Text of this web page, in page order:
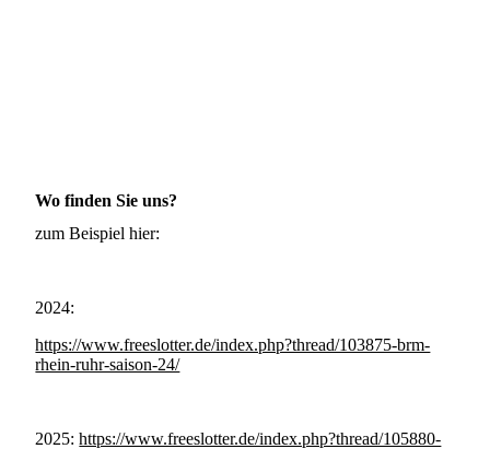
Wo finden Sie uns?
zum Beispiel hier:
2024:
https://www.freeslotter.de/index.php?thread/103875-brm-
rhein-ruhr-saison-24/
2025: https://www.freeslotter.de/index.php?thread/105880-